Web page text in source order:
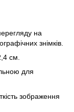
на
знімків.
см.
для
зображення